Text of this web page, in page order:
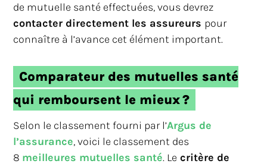
de mutuelle santé effectuées, vous devrez
contacter directement les assureurs pour
connaître à l’avance cet élément important.
Comparateur des mutuelles santé
qui remboursent le mieux ?
Selon le classement fourni par l’Argus de
l’assurance, voici le classement des
8 meilleures mutuelles santé. Le critère de